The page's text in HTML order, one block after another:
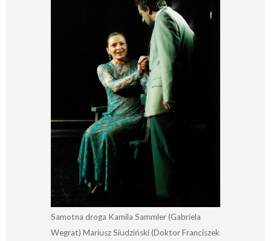
Samotna droga Kamila Sammler (Gabriela
Wegrat) Mariusz Siudziński (Doktor Franciszek